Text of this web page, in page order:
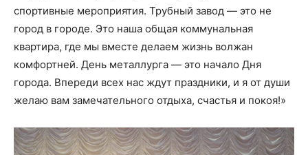
спортивные мероприятия. Трубный завод — это не
город в городе. Это наша общая коммунальная
квартира, где мы вместе делаем жизнь волжан
комфортней. День металлурга — это начало Дня
города. Впереди всех нас ждут праздники, и я от души
желаю вам замечательного отдыха, счастья и покоя!»